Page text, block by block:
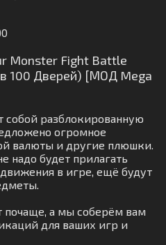
Monster Fight Battle
100 Дверей) [МОД Mega
собой разблокированную
огромное
валюты и другие плюшки.
надо будет прилагать
в игре, ещё будут
почаще, а мы соберём вам
для ваших игр и